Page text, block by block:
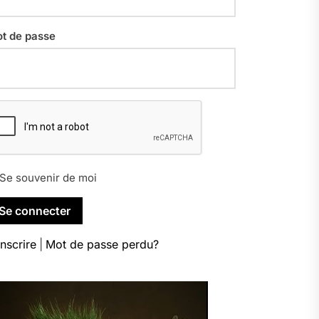
de passe
Se souvenir de moi
Mot de passe perdu?